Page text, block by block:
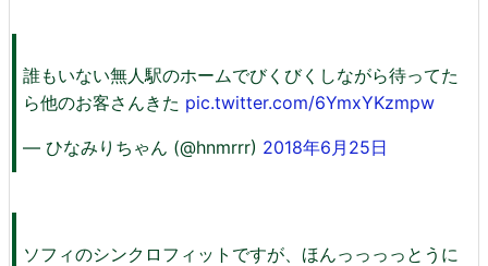
誰もいない無人駅のホームでびくびくしながら待ってた
ら他のお客さんきた pic.twitter.com/6YmxYKzmpw
— ひなみりちゃん (@hnmrrr) 2018年6月25日
ソフィのシンクロフィットですが、ほんっっっっとうに